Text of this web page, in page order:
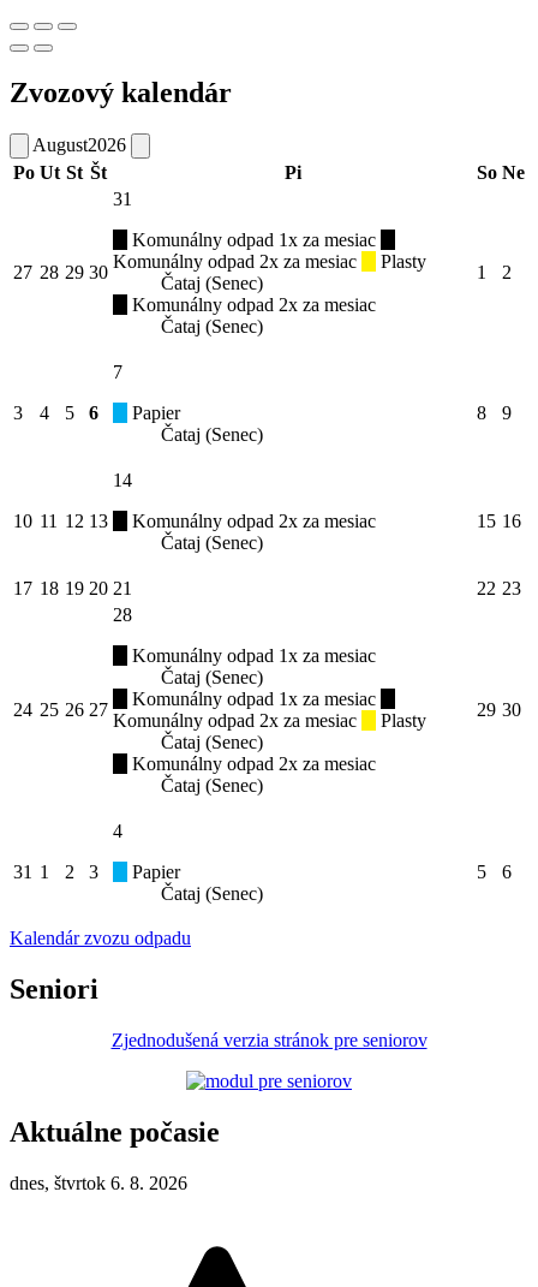
Zvozový kalendár
August2026
Po Ut St Št Pi So Ne
27 28 29 30
31
Komunálny odpad 1x za mesiac
Komunálny odpad 2x za mesiac
Plasty
Čataj (Senec)
Komunálny odpad 2x za mesiac
Čataj (Senec)
1 2
3 4 5 6
7
Papier
Čataj (Senec)
8 9
10 11 12 13
14
Komunálny odpad 2x za mesiac
Čataj (Senec)
15 16
17 18 19 20 21 22 23
24 25 26 27
28
Komunálny odpad 1x za mesiac
Čataj (Senec)
Komunálny odpad 1x za mesiac
Komunálny odpad 2x za mesiac
Plasty
Čataj (Senec)
Komunálny odpad 2x za mesiac
Čataj (Senec)
29 30
31 1 2 3
4
Papier
Čataj (Senec)
5 6
Kalendár zvozu odpadu
Seniori
Zjednodušená verzia stránok pre seniorov
Aktuálne počasie
dnes, štvrtok 6. 8. 2026